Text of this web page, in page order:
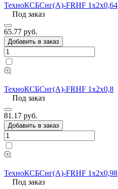
ТехноКСБСнг(А)-FRHF 1х2х0,64
Под заказ
65.77 руб.
Добавить в заказ
ТехноКСБСнг(А)-FRHF 1х2х0,8
Под заказ
81.17 руб.
Добавить в заказ
ТехноКСБСнг(А)-FRHF 1х2х0,98
Под заказ